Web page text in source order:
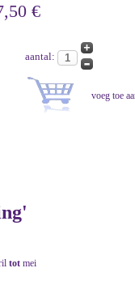
€
aantal:
tot mei